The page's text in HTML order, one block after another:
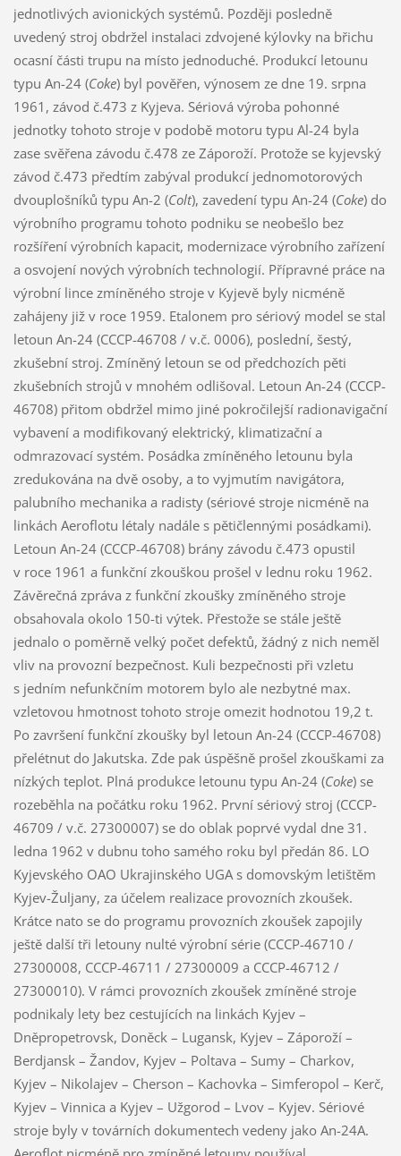
jednotlivých avionických systémů. Později posledně
uvedený stroj obdržel instalaci zdvojené kýlovky na břichu
ocasní části trupu na místo jednoduché. Produkcí letounu
typu An-24 (Coke) byl pověřen, výnosem ze dne 19. srpna
1961, závod č.473 z Kyjeva. Sériová výroba pohonné
jednotky tohoto stroje v podobě motoru typu Al-24 byla
zase svěřena závodu č.478 ze Záporoží. Protože se kyjevský
závod č.473 předtím zabýval produkcí jednomotorových
dvouplošníků typu An-2 (Colt), zavedení typu An-24 (Coke) do
výrobního programu tohoto podniku se neobešlo bez
rozšíření výrobních kapacit, modernizace výrobního zařízení
a osvojení nových výrobních technologií. Přípravné práce na
výrobní lince zmíněného stroje v Kyjevě byly nicméně
zahájeny již v roce 1959. Etalonem pro sériový model se stal
letoun An-24 (CCCP-46708 / v.č. 0006), poslední, šestý,
zkušební stroj. Zmíněný letoun se od předchozích pěti
zkušebních strojů v mnohém odlišoval. Letoun An-24 (CCCP-
46708) přitom obdržel mimo jiné pokročilejší radionavigační
vybavení a modifikovaný elektrický, klimatizační a
odmrazovací systém. Posádka zmíněného letounu byla
zredukována na dvě osoby, a to vyjmutím navigátora,
palubního mechanika a radisty (sériové stroje nicméně na
linkách Aeroflotu létaly nadále s pětičlennými posádkami).
Letoun An-24 (CCCP-46708) brány závodu č.473 opustil
v roce 1961 a funkční zkouškou prošel v lednu roku 1962.
Závěrečná zpráva z funkční zkoušky zmíněného stroje
obsahovala okolo 150-ti výtek. Přestože se stále ještě
jednalo o poměrně velký počet defektů, žádný z nich neměl
vliv na provozní bezpečnost. Kuli bezpečnosti při vzletu
s jedním nefunkčním motorem bylo ale nezbytné max.
vzletovou hmotnost tohoto stroje omezit hodnotou 19,2 t.
Po završení funkční zkoušky byl letoun An-24 (CCCP-46708)
přelétnut do Jakutska. Zde pak úspěšně prošel zkouškami za
nízkých teplot. Plná produkce letounu typu An-24 (Coke) se
rozeběhla na počátku roku 1962. První sériový stroj (CCCP-
46709 / v.č. 27300007) se do oblak poprvé vydal dne 31.
ledna 1962 v dubnu toho samého roku byl předán 86. LO
Kyjevského OAO Ukrajinského UGA s domovským letištěm
Kyjev-Žuljany, za účelem realizace provozních zkoušek.
Krátce nato se do programu provozních zkoušek zapojily
ještě další tři letouny nulté výrobní série (CCCP-46710 /
27300008, CCCP-46711 / 27300009 a CCCP-46712 /
27300010). V rámci provozních zkoušek zmíněné stroje
podnikaly lety bez cestujících na linkách Kyjev –
Dněpropetrovsk, Doněck – Lugansk, Kyjev – Záporoží –
Berdjansk – Žandov, Kyjev – Poltava – Sumy – Charkov,
Kyjev – Nikolajev – Cherson – Kachovka – Simferopol – Kerč,
Kyjev – Vinnica a Kyjev – Užgorod – Lvov – Kyjev. Sériové
stroje byly v továrních dokumentech vedeny jako An-24A.